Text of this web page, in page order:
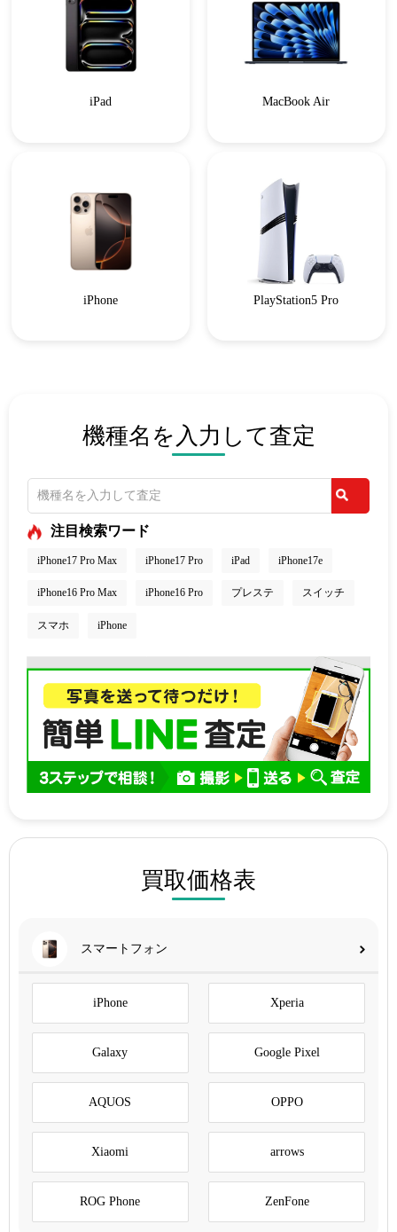
iPad MacBook Air
iPhone PlayStation5 Pro
機種名を入力して査定
注目検索ワード
iPhone17 Pro Max iPhone17 Pro iPad iPhone17e
iPhone16 Pro Max iPhone16 Pro プレステ スイッチ
スマホ iPhone
買取価格表
スマートフォン
iPhone Xperia
Galaxy Google Pixel
AQUOS OPPO
Xiaomi arrows
ROG Phone ZenFone